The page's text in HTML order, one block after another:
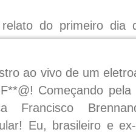
do primeiro dia
ao vivo de um
Começando
Francisco
Eu, brasileiro e